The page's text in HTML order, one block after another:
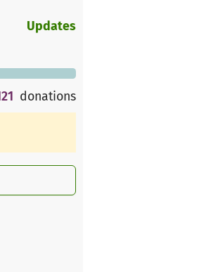
Updates
donations